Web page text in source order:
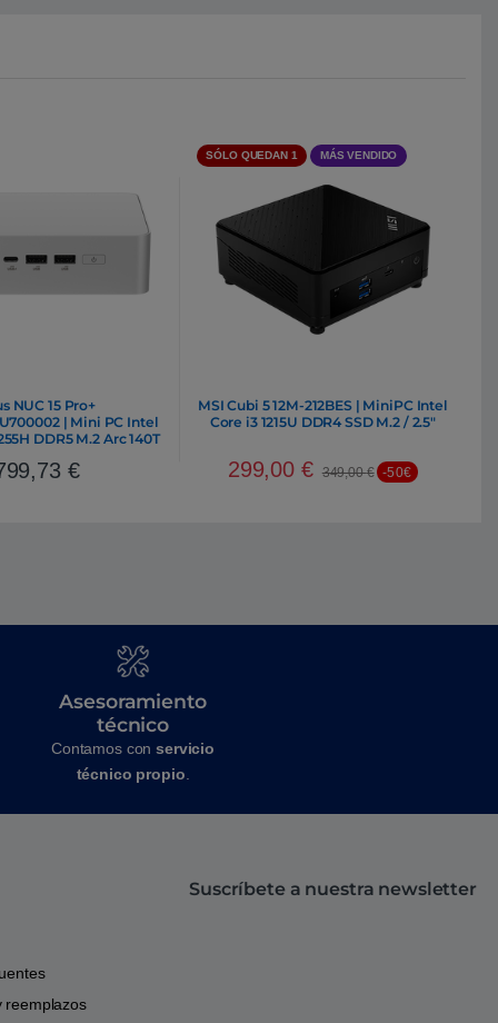
NUC 15 Pro+
| Mini PC Intel
DDR5 M.2 Arc 140T
€
SÓLO QUEDAN 1 MÁS VENDIDO
MSI Cubi 5 12M-212BES | MiniPC Intel
Core i3 1215U DDR4 SSD M.2 / 2.5″
299,00 € 349,00€ -50€
Asesoramiento
técnico
Contamos conservicio
técnico propio
reemplazos
Suscríbete a nuestra newsletter